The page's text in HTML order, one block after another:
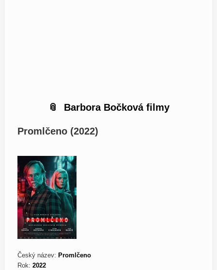
Barbora Bočková filmy
Promlčeno (2022)
Český název: Promlčeno
Rok: 2022